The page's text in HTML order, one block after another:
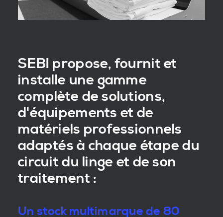
SEBI propose, fournit et
installe une gamme
complète de solutions,
d'équipements et de
matériels professionnels
adaptés à chaque étape du
circuit du linge et de son
traitement :
Un stock multimarque de 80